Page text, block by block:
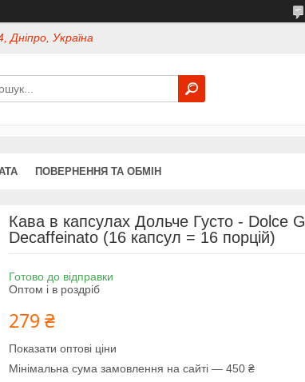
Дніпро, Україна
ПОВЕРНЕННЯ ТА ОБМІН
Кава в капсулах Дольче Густо - Dolce
Decaffeinato (16 капсул = 16 порцій)
Готово до відправки
Оптом і в роздріб
279 ₴
Показати оптові ціни
Мінімальна сума замовлення на сайті — 450 ₴